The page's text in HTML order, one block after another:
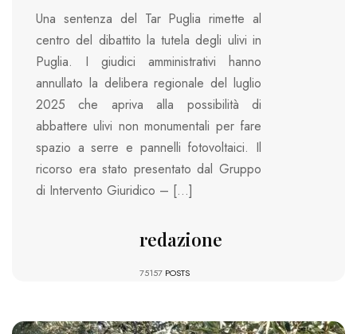
Una sentenza del Tar Puglia rimette al
centro del dibattito la tutela degli ulivi in
Puglia. I giudici amministrativi hanno
annullato la delibera regionale del luglio
2025 che apriva alla possibilità di
abbattere ulivi non monumentali per fare
spazio a serre e pannelli fotovoltaici. Il
ricorso era stato presentato dal Gruppo
di Intervento Giuridico – […]
redazione
75157 POSTS